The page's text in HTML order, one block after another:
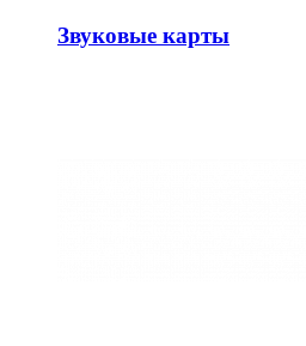
Звуковые карты